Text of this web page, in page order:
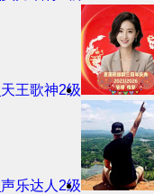
天王歌神2级
声乐达人2级